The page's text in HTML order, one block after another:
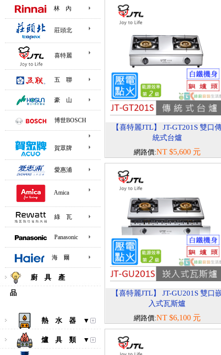
林 內
莊頭北
喜特麗
五 聯
豪 山
博世BOSCH
賀眾牌
愛惠浦
Amica
綠 瓦
Panasonic
海 爾
廚 具 產
品
熱 水 器 ▼
爐 具 類 ▼
【喜特麗JTL】 JT-GT201S 雙口
統式台爐
網路價:NT $5,600 元
【喜特麗JTL】 JT-GU201S 雙口
入式瓦斯爐
網路價:NT $6,100 元